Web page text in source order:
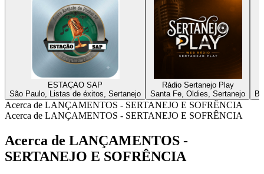
ESTAÇAO SAP
São Paulo, Listas de éxitos, Sertanejo
Rádio Sertanejo Play
Santa Fe, Oldies, Sertanejo
Acerca de LANÇAMENTOS - SERTANEJO E SOFRÊNCIA
Acerca de LANÇAMENTOS - SERTANEJO E SOFRÊNCIA
Acerca de LANÇAMENTOS -
SERTANEJO E SOFRÊNCIA